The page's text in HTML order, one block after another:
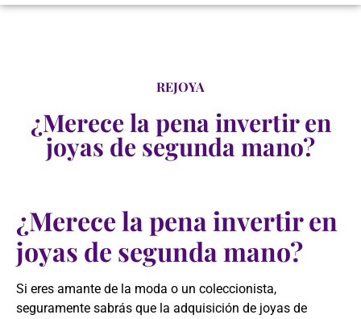
REJOYA
¿Merece la pena invertir en
joyas de segunda mano?
¿Merece la pena invertir en
joyas de segunda mano?
Si eres amante de la moda o un coleccionista,
seguramente sabrás que la adquisición de joyas de